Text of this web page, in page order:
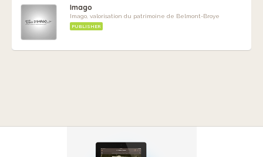
Imago
Imago, valorisation du patrimoine de Belmont-Broye
PUBLISHER